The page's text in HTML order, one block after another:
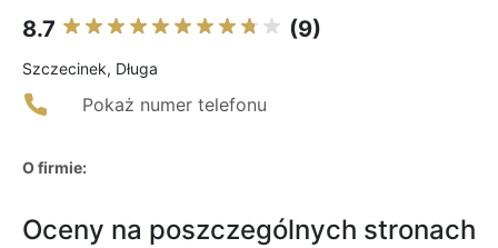
8.7 (9)
Szczecinek, Długa
Pokaż numer telefonu
O firmie:
Oceny na poszczególnych stronach